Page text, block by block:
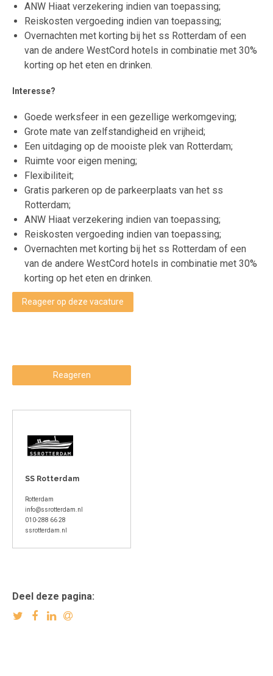
ANW Hiaat verzekering indien van toepassing;
Reiskosten vergoeding indien van toepassing;
Overnachten met korting bij het ss Rotterdam of een
van de andere WestCord hotels in combinatie met 30%
korting op het eten en drinken.
Interesse?
Goede werksfeer in een gezellige werkomgeving;
Grote mate van zelfstandigheid en vrijheid;
Een uitdaging op de mooiste plek van Rotterdam;
Ruimte voor eigen mening;
Flexibiliteit;
Gratis parkeren op de parkeerplaats van het ss
Rotterdam;
ANW Hiaat verzekering indien van toepassing;
Reiskosten vergoeding indien van toepassing;
Overnachten met korting bij het ss Rotterdam of een
van de andere WestCord hotels in combinatie met 30%
korting op het eten en drinken.
Reageer op deze vacature
Reageren
SS Rotterdam
Rotterdam
info@ssrotterdam.nl
010-288 66 28
ssrotterdam.nl
Deel deze pagina: